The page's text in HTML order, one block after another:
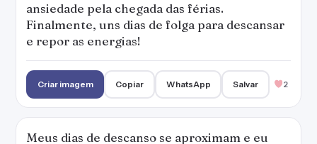
ansiedade pela chegada das férias.
Finalmente, uns dias de folga para descansar
e repor as energias!
Criar imagem Copiar WhatsApp Salvar 2
Meus dias de descanso se aproximam e eu